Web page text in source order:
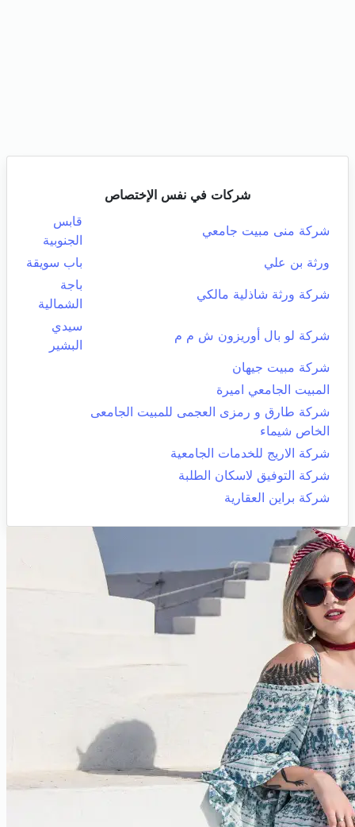
شركات في نفس الإختصاص
شركة منى مبيت جامعي
قابس
الجنوبية
ورثة بن علي
باب سويقة
شركة ورثة شاذلية مالكي
باجة
الشمالية
شركة لو بال أوريزون ش م م
سيدي
البشير
شركة مبيت جيهان
المبيت الجامعي اميرة
شركة طارق و رمزى العجمى للمبيت الجامعى
الخاص شيماء
شركة الاريج للخدمات الجامعية
شركة التوفيق لاسكان الطلبة
شركة براين العقارية